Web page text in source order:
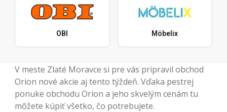
OBI Möbelix
V meste Zlaté Moravce si pre vás pripravil obchod
Orion nové akcie aj tento týždeň. Vďaka pestrej
ponuke obchodu Orion a jeho skvelým cenám tu
môžete kúpiť všetko, čo potrebujete.